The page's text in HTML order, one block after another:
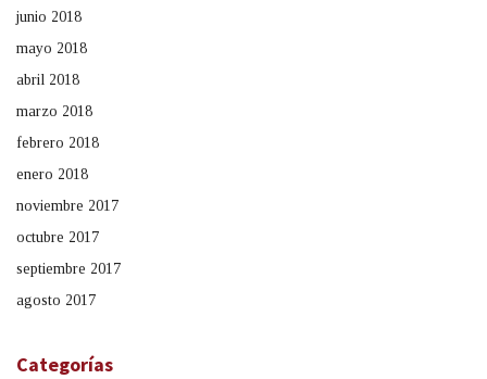
junio 2018
mayo 2018
abril 2018
marzo 2018
febrero 2018
enero 2018
noviembre 2017
octubre 2017
septiembre 2017
agosto 2017
Categorías